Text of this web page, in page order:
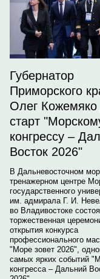
Губернатор
Приморского
Олег Кожемяко
старт
конгрессу –
Восток 2026"
В Дальневосточном
тренажерном центре
государственного
им. адмирала Г. И.
во Владивостоке
торжественная
открытия конкурса
профессионального
"Море зовет 2026",
самых ярких событий
конгресса – Дальний